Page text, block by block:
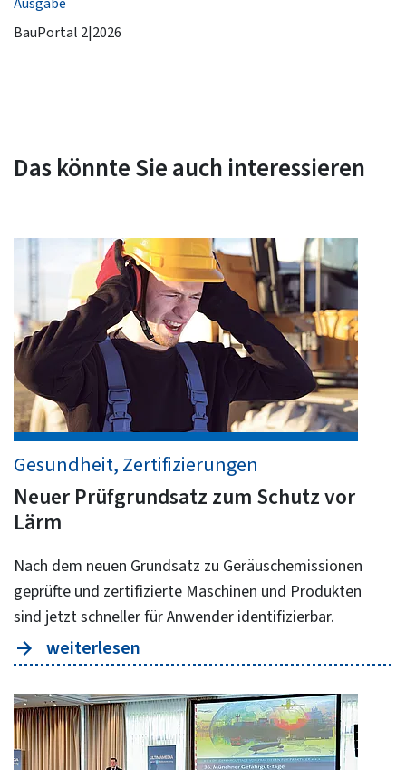
BauPortal 2|2026
Das könnte Sie auch interessieren
Gesundheit, Zertifizierungen
Neuer Prüfgrundsatz zum Schutz vor
Lärm
Nach dem neuen Grundsatz zu Geräuschemissionen
geprüfte und zertifizierte Maschinen und Produkten
sind jetzt schneller für Anwender identifizierbar.
weiterlesen